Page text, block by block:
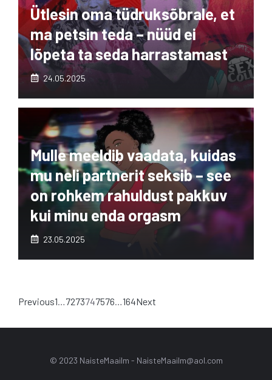
Ütlesin oma tüdruksõbrale, et
ma petsin teda – nüüd ei
lõpeta ta seda harrastamast
24.05.2025
Mulle meeldib vaadata, kuidas
mu neli partnerit seksib – see
on rohkem rahuldust pakkuv
kui minu enda orgasm
23.05.2025
Previous1 7273747576 164Next
© 2023 NaisteMaailm - NaisteMaailm@aol.com